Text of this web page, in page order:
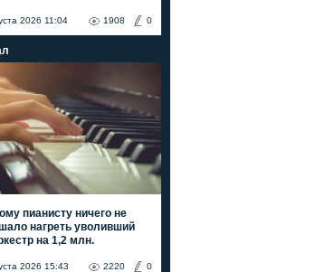
2026 11:04 0
1908
пианисту ничего не
нагреть уволивший
на 1,2 млн.
2026 15:43 0
2220